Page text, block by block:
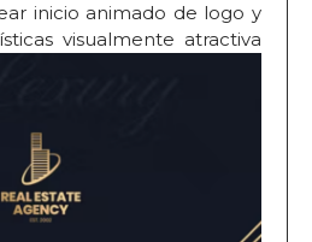
inicio animado de logo y
visualmente atractiva